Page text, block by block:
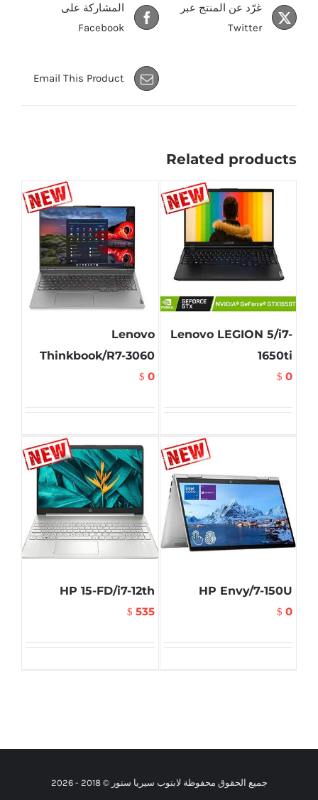
المشاركة على
Facebook
غرّد عن المنتج عبر
Twitter
Email This Product
Related products
Lenovo LEGION 5/i7-
1650ti
$ 0
Lenovo
Thinkbook/R7-3060
$ 0
HP Envy/7-150U
$ 0
HP 15-FD/i7-12th
$ 535
جميع الحقوق محفوظة لابتوب سيريا ستور © 2018 - 2026